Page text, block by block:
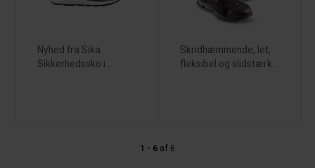
Nyhed fra Sika.
Sikkerhedssko i...
Skridhæmmende, let,
fleksibel og slidstærk...
1 - 6 af 6